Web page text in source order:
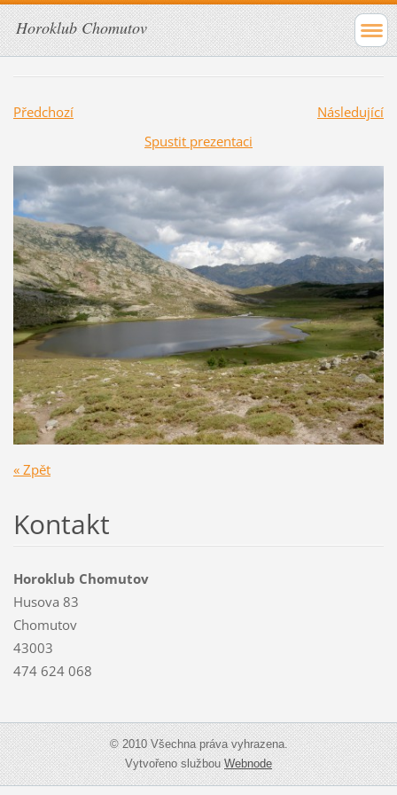
Horoklub Chomutov
Předchozí
Následující
Spustit prezentaci
« Zpět
Kontakt
Horoklub Chomutov
Husova 83
Chomutov
43003
474 624 068
© 2010 Všechna práva vyhrazena.
Vytvořeno službouWebnode